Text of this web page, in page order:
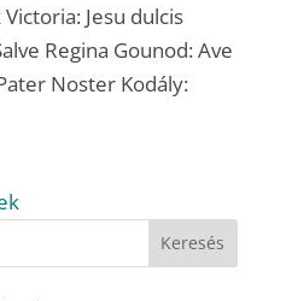
Jesu dulcis
Regina Gounod: Ave
Noster Kodály: